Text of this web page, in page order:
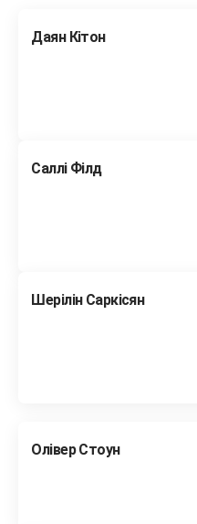
Даян Кітон
Саллі Філд
Шерілін Саркісян
Олівер Стоун